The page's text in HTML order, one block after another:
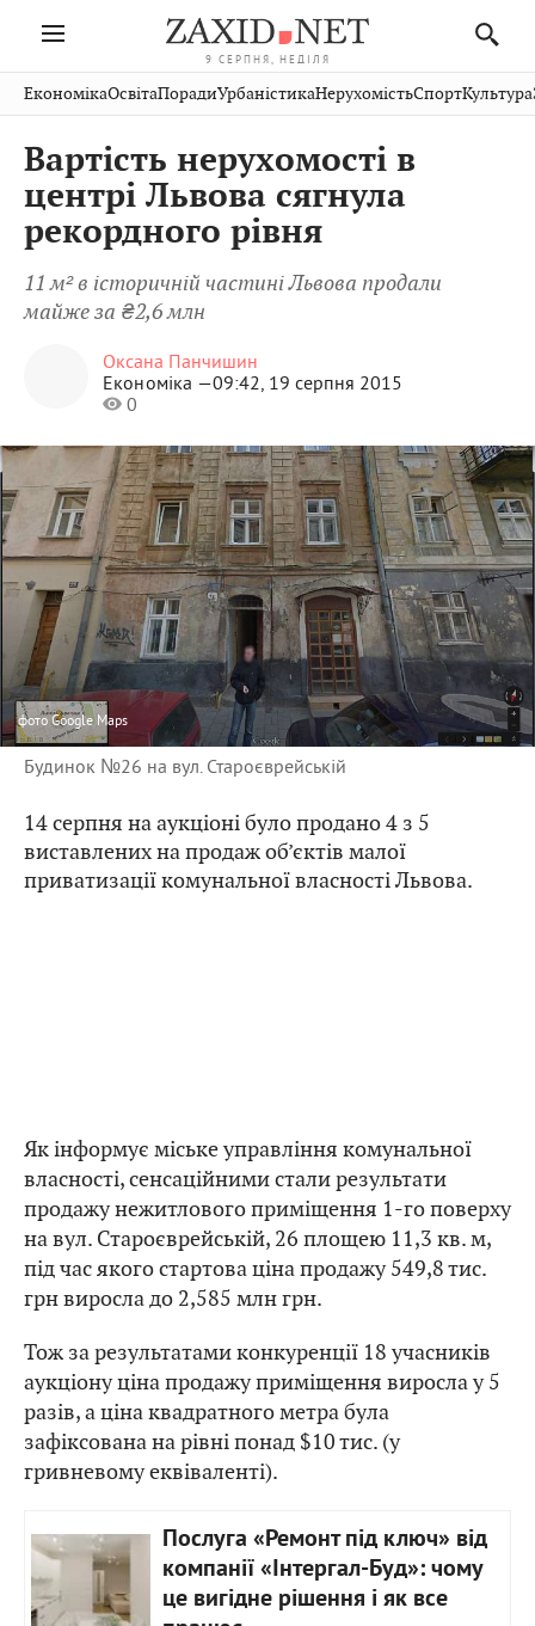
9 СЕРПНЯ, НЕДІЛЯ
Івано-
Франківськ
Тернопіль
Волинь
Закарпаття
Рівне
Чернівці
Шептицький
Стрий
Хмельницький
Публікації
Авто СловкоКультура
Кіно Дім СпортКраєзнавство
ФотоОсвітаНерухомість
ЕкономікаОсвітаПорадиУрбаністикаНерухомістьСпортКультура
Вартість нерухомості в
центрі Львова сягнула
рекордного рівня
11 м² в історичній частині Львова продали
майже за ₴2,6 млн
Оксана Панчишин
Економіка —09:42, 19 серпня 2015
0
фотоGoogle Maps
Будинок №26 на вул. Староєврейській
14 серпня на аукціоні було продано 4 з 5
виставлених на продаж об’єктів малої
приватизації комунальної власності Львова.
Як інформує міське управління комунальної
власності, сенсаційними стали результати
продажу нежитлового приміщення 1-го поверху
на вул. Староєврейській, 26 площею 11,3 кв. м,
під час якого стартова ціна продажу 549,8 тис.
грн виросла до 2,585 млн грн.
Тож за результатами конкуренції 18 учасників
аукціону ціна продажу приміщення виросла у 5
разів, а ціна квадратного метра була
зафіксована на рівні понад $10 тис. (у
гривневому еквіваленті).
Послуга «Ремонт під ключ» від
компанії «Інтергал-Буд»: чому
це вигідне рішення і як все